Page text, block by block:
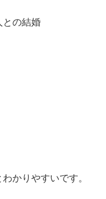
との結婚
かりやすいです。